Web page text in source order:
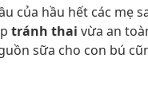
của hầu hết các mẹ
tránh thai vừa an
sữa cho con bú